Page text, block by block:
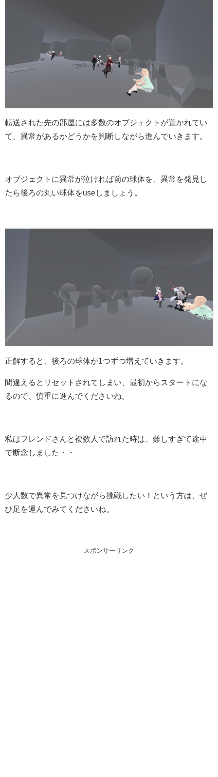
転送された先の部屋には多数のオブジェクトが置かれてい
て、異常があるかどうかを判断しながら進んでいきます。
オブジェクトに異常が泣ければ前の球体を、異常を発見し
たら後ろの丸い球体をuseしましょう。
正解すると、後ろの球体が1つずつ増えていきます。
間違えるとリセットされてしまい、最初からスタートにな
るので、慎重に進んでくださいね。
私はフレンドさんと複数人で訪れた時は、難しすぎて途中
で断念しました・・
少人数で異常を見つけながら挑戦したい！という方は、ぜ
ひ足を運んでみてくださいね。
スポンサーリンク